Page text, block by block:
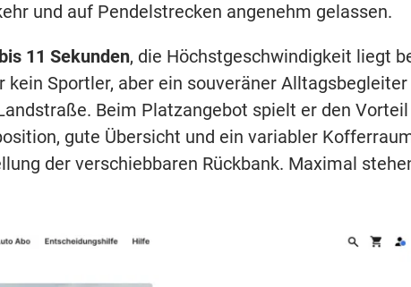
und auf Pendelstrecken angenehm gelassen.
11 Sekunden, die Höchstgeschwindigkeit liegt
kein Sportler, aber ein souveräner
Beim Platzangebot spielt er den Vorteil
gute Übersicht und ein variabler
der verschiebbaren Rückbank. Maximal